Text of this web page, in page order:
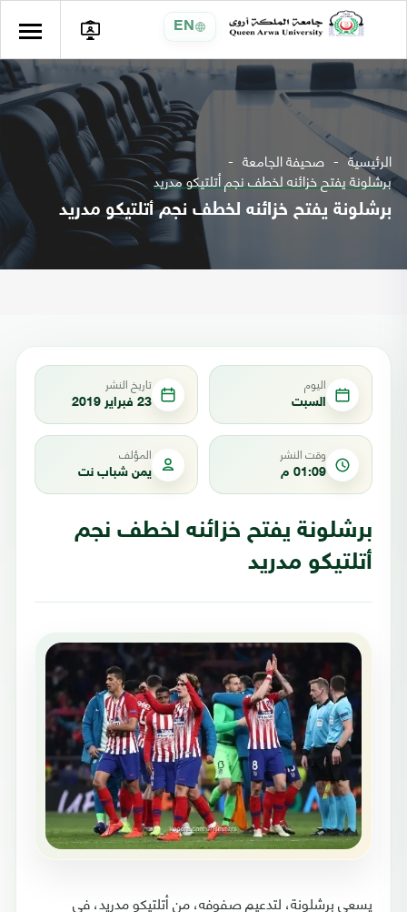
EN
الرئيسية صحيفة الجامعة
برشلونة يفتح خزائنه لخطف نجم أتلتيكو مدريد
برشلونة يفتح خزائنه لخطف نجم أتلتيكو مدريد
اليوم
السبت
تاريخ النشر
23 فبراير 2019
وقت النشر
01:09 م
المؤلف
يمن شباب نت
برشلونة يفتح خزائنه لخطف نجم
أتلتيكو مدريد
يسعى برشلونة، لتدعيم صفوفه، من أتلتيكو مدريد، في